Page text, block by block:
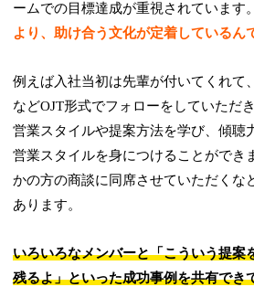
ームでの目標達成が重視されています
より、助け合う文化が定着しているん
例えば入社当初は先輩が付いてくれて
などOJT形式でフォローをしていただ
営業スタイルや提案方法を学び、傾聴
営業スタイルを身につけることができ
かの方の商談に同席させていただくな
あります。
いろいろなメンバーと「こういう提案
残るよ」といった成功事例を共有でき